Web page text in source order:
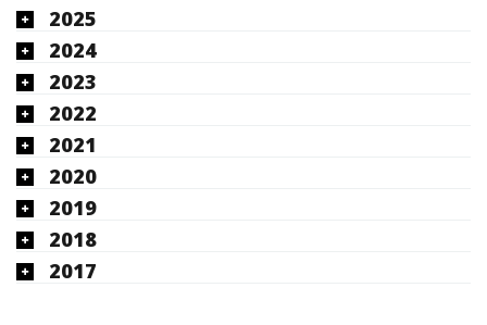
2025
2024
2023
2022
2021
2020
2019
2018
2017